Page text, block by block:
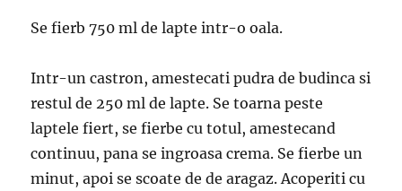
Se fierb 750 ml de lapte intr-o oala.
Intr-un castron, amestecati pudra de budinca si
restul de 250 ml de lapte. Se toarna peste
laptele fiert, se fierbe cu totul, amestecand
continuu, pana se ingroasa crema. Se fierbe un
minut, apoi se scoate de de aragaz. Acoperiti cu